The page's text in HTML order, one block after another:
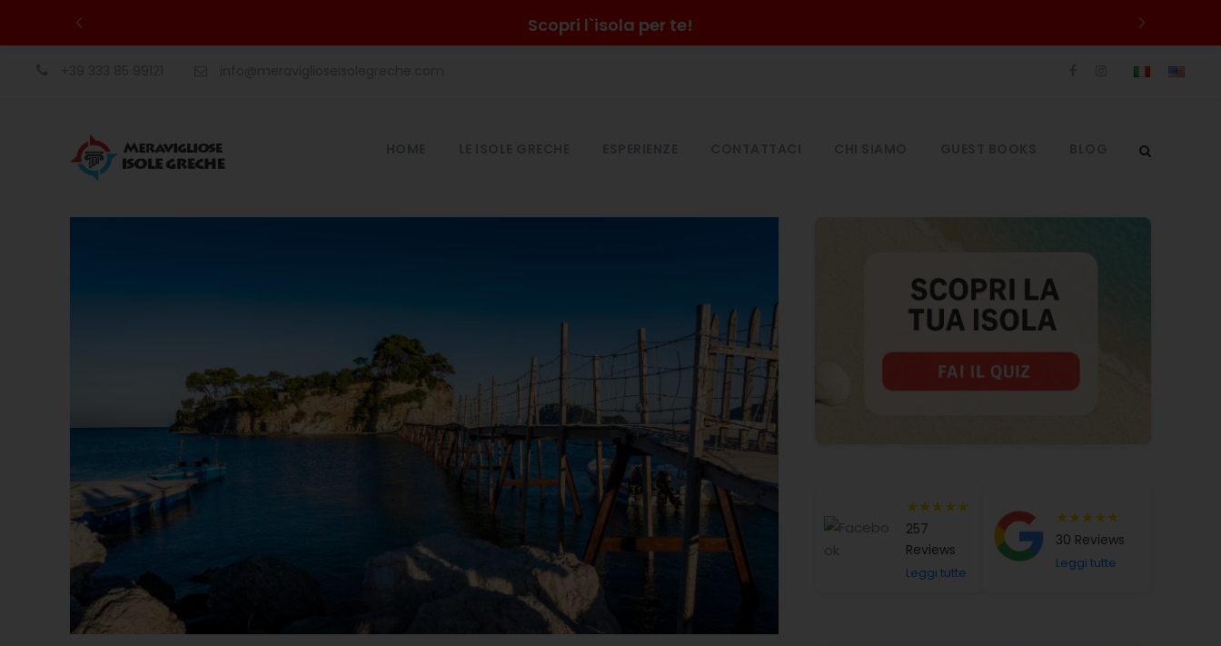
Scopri l`isola per te!
★★★★★
257
Reviews
Leggi tutte
★★★★★
30 Reviews
Leggi tutte